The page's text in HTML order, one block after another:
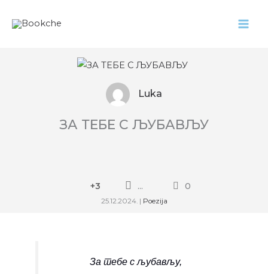
Luka
ЗА ТЕБЕ С ЉУБАВЉУ
+3 ... 0
25.12.2024.| Poezija
За тебе с љубављу,